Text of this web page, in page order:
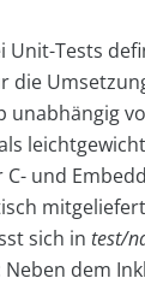
Unit-Tests
die
unabhängig
und
sich in test/
Neben dem